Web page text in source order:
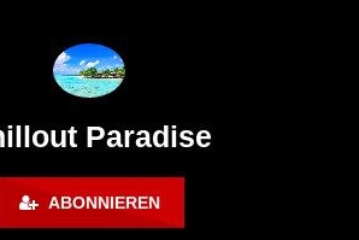
Work,
Paradise
ABONNIEREN